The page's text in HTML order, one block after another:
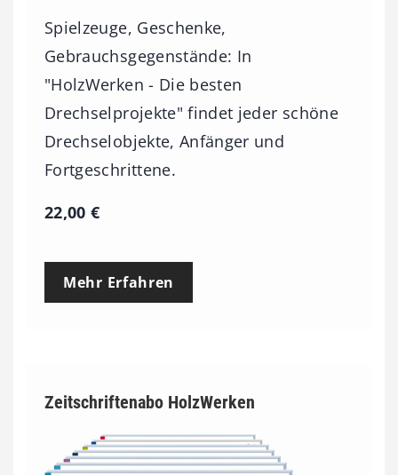
Spielzeuge, Geschenke,
Gebrauchsgegenstände: In
"HolzWerken - Die besten
Drechselprojekte" findet jeder schöne
Drechselobjekte, Anfänger und
Fortgeschrittene.
22,00€
Mehr Erfahren
Zeitschriftenabo HolzWerken